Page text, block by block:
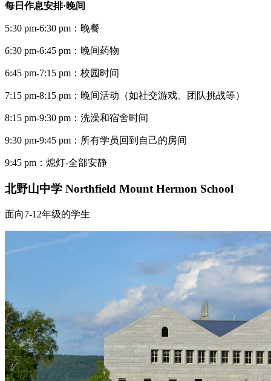
每日作息安排·晚间
5:30 pm-6:30 pm：晚餐
6:30 pm-6:45 pm：晚间药物
6:45 pm-7:15 pm：校园时间
7:15 pm-8:15 pm：晚间活动（如社交游戏、团队挑战等）
8:15 pm-9:30 pm：洗澡和宿舍时间
9:30 pm-9:45 pm：所有学员回到自己的房间
9:45 pm：熄灯-全部安静
北野山中学 Northfield Mount Hermon School
面向7-12年级的学生